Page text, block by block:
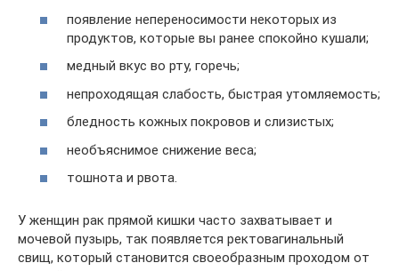
появление непереносимости некоторых из
продуктов, которые вы ранее спокойно кушали;
медный вкус во рту, горечь;
непроходящая слабость, быстрая утомляемость;
бледность кожных покровов и слизистых;
необъяснимое снижение веса;
тошнота и рвота.
У женщин рак прямой кишки часто захватывает и
мочевой пузырь, так появляется ректовагинальный
свищ, который становится своеобразным проходом от